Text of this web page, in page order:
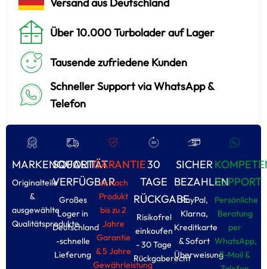
Über 10.000 Turbolader auf Lager
Tausende zufriedene Kunden
Schneller Support via WhatsApp &
Telefon
MARKENQUALITÄT
Originalteile
&
ausgewählte
Qualitätsprodukte
SOFORT
VERFÜGBAR
Großes
Loger in
Deutschland
-schnelle
Lieferung
GARANTIE
Je nach
Produkt
bis zu 2
Jahre
Garantie
& 5 Jahre
Gewährleistung
30
TAGE
RÜCKGABE
Risikofrel
einkoufen
- 30 Tage
Rückgaberecht
SICHER
BEZAHLEN
PayPal,
Klarna,
Kreditkarte
& Sofort
Überweisung
SUPPORT
Persönliche
Beratung
per
WhatsApp,
E-Moil &